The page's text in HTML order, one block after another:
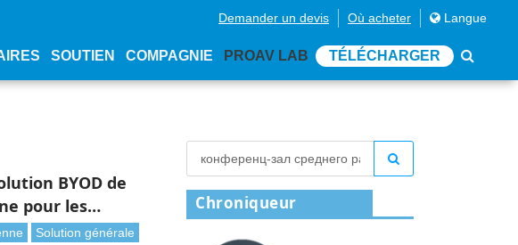
Demander un devis Où acheter Langue
SOUTIEN COMPAGNIE PROAV LAB TÉLÉCHARGER
BYOD de
pour les
Solution générale
Chroniqueur